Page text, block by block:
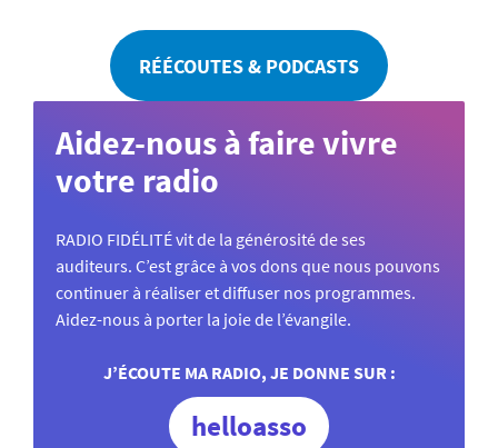
RÉÉCOUTES & PODCASTS
Aidez-nous à faire vivre
votre radio
RADIO FIDÉLITÉ vit de la générosité de ses
auditeurs. C’est grâce à vos dons que nous pouvons
continuer à réaliser et diffuser nos programmes.
Aidez-nous à porter la joie de l’évangile.
J’ÉCOUTE MA RADIO, JE DONNE SUR :
helloasso